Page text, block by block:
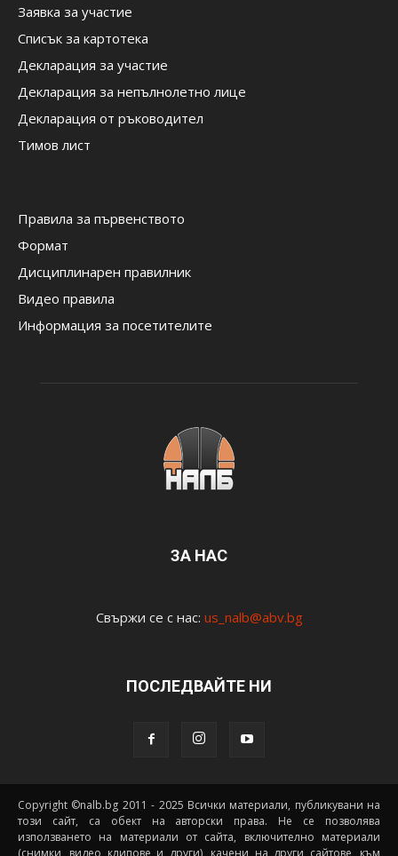
Заявка за участие
Списък за картотека
Декларация за участие
Декларация за непълнолетно лице
Декларация от ръководител
Тимов лист
Правила за първенството
Формат
Дисциплинарен правилник
Видео правила
Информация за посетителите
ЗА НАС
Свържи се с нас: us_nalb@abv.bg
ПОСЛЕДВАЙТЕ НИ
Copyright ©nalb.bg 2011 - 2025 Всички материали, публикувани на
този сайт, са обект на авторски права. Не се позволява
използването на материали от сайта, включително материали
(снимки, видео клипове и други), качени на други сайтове, към